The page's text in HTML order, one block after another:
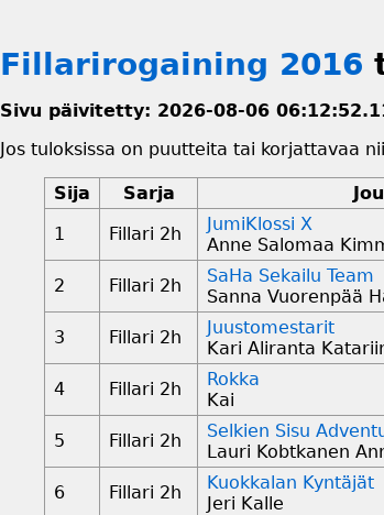
Fillarirogaining 2016
Sivu päivitetty: 2026-08-06
Jos tuloksissa on puutteita tai korjattavaa
Sija Sarja
1
Fillari 2h
JumiKlossi X
Anne Salomaa
2 Fillari 2h
SaHa Sekailu Team
Sanna Vuorenpää
3 Fillari 2h
Juustomestarit
Kari Aliranta
4 Fillari 2h
Rokka
Kai
5 Fillari 2h
Selkien Sisu
Lauri Kobtkanen
6 Fillari 2h
Kuokkalan Kyntäjät
Jeri Kalle